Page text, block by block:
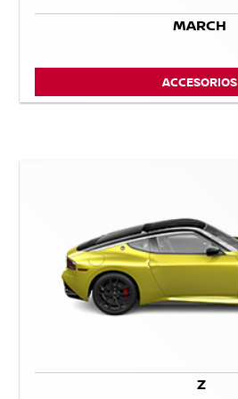
MARCH
ACCESORIOS
Z